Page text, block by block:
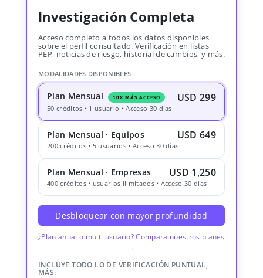
Investigación Completa
Acceso completo a todos los datos disponibles
sobre el perfil consultado. Verificación en listas
PEP, noticias de riesgo, historial de cambios, y más.
MODALIDADES DISPONIBLES
Plan Mensual 10X MÁS ACCESO USD 299
50 créditos • 1 usuario • Acceso 30 días
Plan Mensual · Equipos USD 649
200 créditos • 5 usuarios • Acceso 30 días
Plan Mensual · Empresas USD 1,250
400 créditos • usuarios ilimitados • Acceso 30 días
Desbloquear con mayor profundidad
¿Plan anual o multi usuario? Compara nuestros planes
→
INCLUYE TODO LO DE VERIFICACIÓN PUNTUAL,
MÁS: